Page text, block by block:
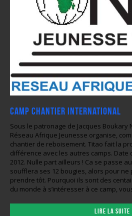
Camp Chantier International
Sous le patronage de Jacques Boukary
Réseau Afrique Jeunesse organise,
chantier de reboisement. Titao fait la
différence avec les autres camps. Date
2012. Nulle part ailleurs ! Ca se passe
soufflera ses 12 bougies, alors pour ne
prendre tôt. Pourquoi ils sont des
du monde à s’intéresser à ce camp,
Lire la suite